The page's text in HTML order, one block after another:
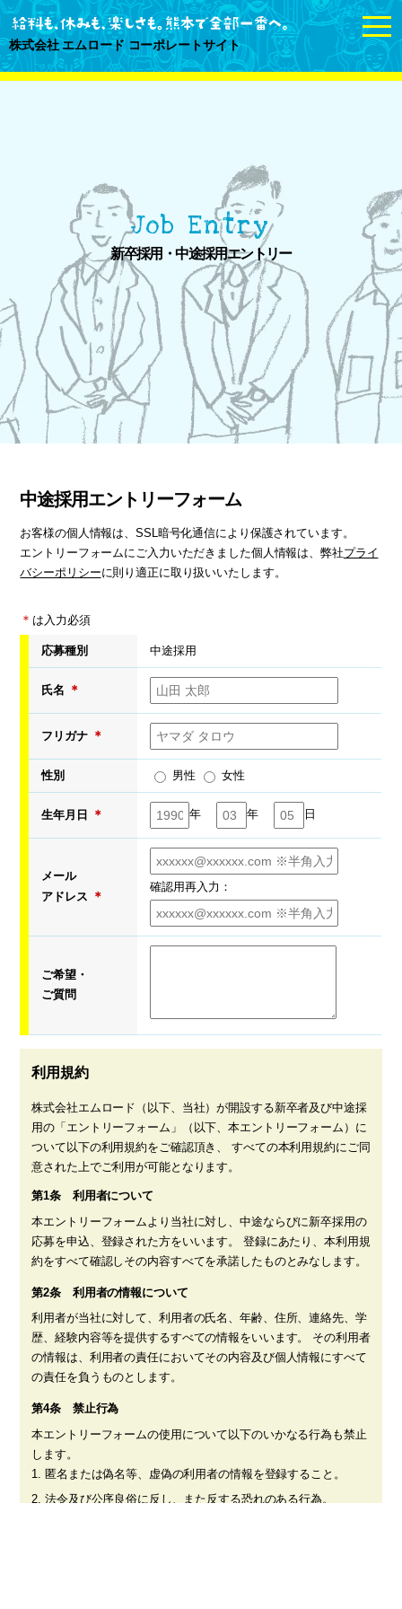
株式会社 エムロード コーポレートサイト
Job Entry
新卒採用・中途採用エントリー
中途採用エントリーフォーム
お客様の個人情報は、SSL暗号化通信により保護されています。
エントリーフォームにご入力いただきました個人情報は、弊社プライ
バシーポリシーに則り適正に取り扱いいたします。
＊ は入力必須
応募種別 中途採用
氏名 ＊
フリガナ ＊
性別 男性 女性
生年月日 ＊ 年 年 日
メール
アドレス ＊
確認用再入力：
ご希望・
ご質問
利用規約
株式会社エムロード（以下、当社）が開設する新卒者及び中途採
用の「エントリーフォーム」（以下、本エントリーフォーム）に
ついて以下の利用規約をご確認頂き、 すべての本利用規約にご同
意された上でご利用が可能となります。
第1条 利用者について
本エントリーフォームより当社に対し、中途ならびに新卒採用の
応募を申込、登録された方をいいます。 登録にあたり、本利用規
約をすべて確認しその内容すべてを承諾したものとみなします。
第2条 利用者の情報について
利用者が当社に対して、利用者の氏名、年齢、住所、連絡先、学
歴、経験内容等を提供するすべての情報をいいます。 その利用者
の情報は、利用者の責任においてその内容及び個人情報にすべて
の責任を負うものとします。
第4条 禁止行為
本エントリーフォームの使用について以下のいかなる行為も禁止
します。
匿名または偽名等、虚偽の利用者の情報を登録すること。
法令及び公序良俗に反し、また反する恐れのある行為。